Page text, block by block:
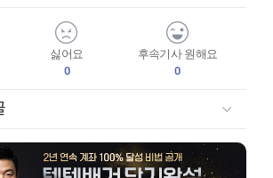
싫어요
0
후속기사 원해요
0